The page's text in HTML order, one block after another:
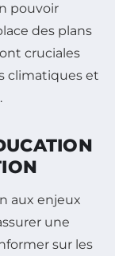
pouvoir
des plans
cruciales
climatiques et
aux enjeux
une
sur les